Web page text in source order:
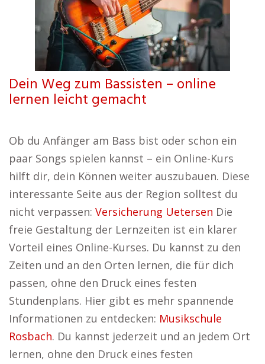
Dein Weg zum Bassisten – online
lernen leicht gemacht
Ob du Anfänger am Bass bist oder schon ein
paar Songs spielen kannst – ein Online-Kurs
hilft dir, dein Können weiter auszubauen. Diese
interessante Seite aus der Region solltest du
nicht verpassen: Versicherung Uetersen Die
freie Gestaltung der Lernzeiten ist ein klarer
Vorteil eines Online-Kurses. Du kannst zu den
Zeiten und an den Orten lernen, die für dich
passen, ohne den Druck eines festen
Stundenplans. Hier gibt es mehr spannende
Informationen zu entdecken: Musikschule
Rosbach. Du kannst jederzeit und an jedem Ort
lernen, ohne den Druck eines festen